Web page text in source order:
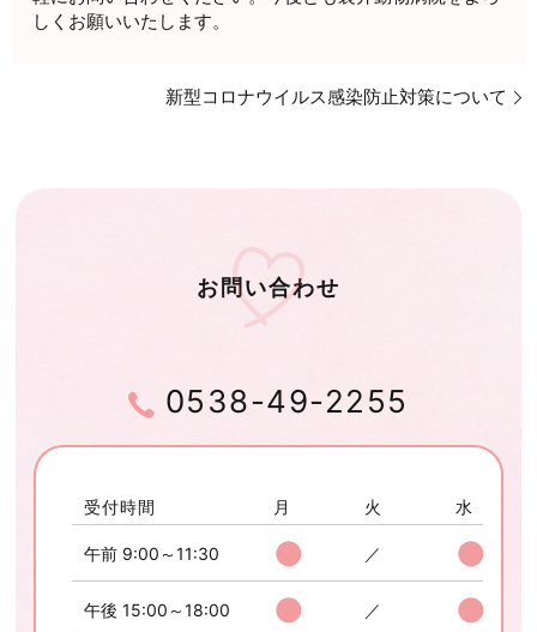
しくお願いいたします。
新型コロナウイルス感染防止対策について
お問い合わせ
0538-49-2255
受付時間 月 火 水
午前 9:00～11:30 ● ／ ●
午後 15:00～18:00 ● ／ ●